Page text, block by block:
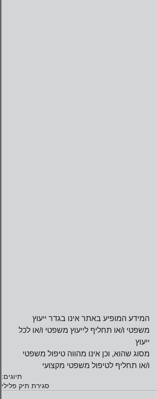
המידע המופיע באתר אינו בגדר ייעוץ
משפטי ו/או תחליף לייעוץ משפטי ו/או לכל
ייעוץ
מסוג שהוא, וכן אינו מהווה טיפול משפטי
ו/או תחליף לטיפול משפטי מקצועי
תיוגים:
סגירת תיק פלילי